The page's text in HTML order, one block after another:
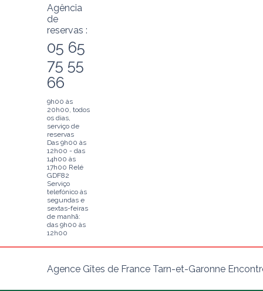
Agência
de
reservas :
05 65
75 55
66
9h00 às
20h00, todos
os dias,
serviço de
reservas
Das 9h00 às
12h00 - das
14h00 às
17h00 Relé
GDF82
Serviço
telefónico às
segundas e
sextas-feiras
de manhã:
das 9h00 às
12h00
Agence Gîtes de France Tarn-et-Garonne